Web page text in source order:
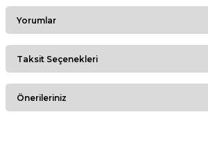
Yorumlar
Bu ürüne ilk yorumu siz
Taksit Seçenekleri
Önerileriniz